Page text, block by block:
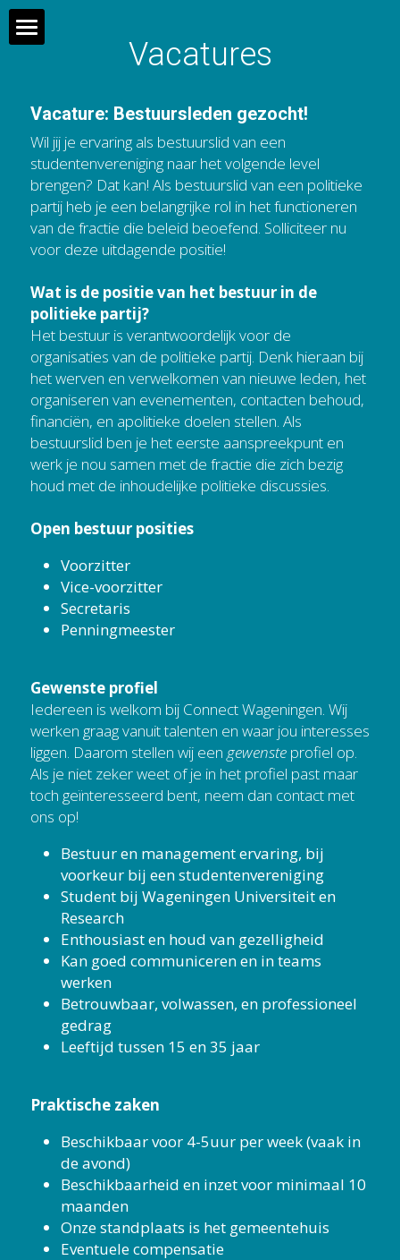
Over ons
Wat doet de gemeente?
Contact
English
Vacatures
Vacature: Bestuursleden gezocht!
Wil jij je ervaring als bestuurslid van een
studentenvereniging naar het volgende level
brengen? Dat kan! Als bestuurslid van een politieke
partij heb je een belangrijke rol in het functioneren
van de fractie die beleid beoefend. Solliciteer nu
voor deze uitdagende positie!
Wat is de positie van het bestuur in de
politieke partij?
Het bestuur is verantwoordelijk voor de
organisaties van de politieke partij. Denk hieraan bij
het werven en verwelkomen van nieuwe leden, het
organiseren van evenementen, contacten behoud,
financiën, en apolitieke doelen stellen. Als
bestuurslid ben je het eerste aanspreekpunt en
werk je nou samen met de fractie die zich bezig
houd met de inhoudelijke politieke discussies.
Open bestuur posities
Voorzitter
Vice-voorzitter
Secretaris
Penningmeester
Gewenste profiel
Iedereen is welkom bij Connect Wageningen. Wij
werken graag vanuit talenten en waar jou interesses
liggen. Daarom stellen wij een gewenste profiel op.
Als je niet zeker weet of je in het profiel past maar
toch geïnteresseerd bent, neem dan contact met
ons op!
Bestuur en management ervaring, bij
voorkeur bij een studentenvereniging
Student bij Wageningen Universiteit en
Research
Enthousiast en houd van gezelligheid
Kan goed communiceren en in teams
werken
Betrouwbaar, volwassen, en professioneel
gedrag
Leeftijd tussen 15 en 35 jaar
Praktische zaken
Beschikbaar voor 4-5uur per week (vaak in
de avond)
Beschikbaarheid en inzet voor minimaal 10
maanden
Onze standplaats is het gemeentehuis
Eventuele compensatie